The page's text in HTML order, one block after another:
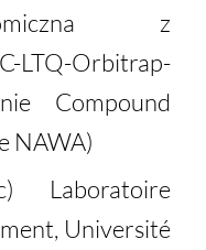
z
LTQ-Orbitrap-
Compound
NAWA)
Laboratoire
Université